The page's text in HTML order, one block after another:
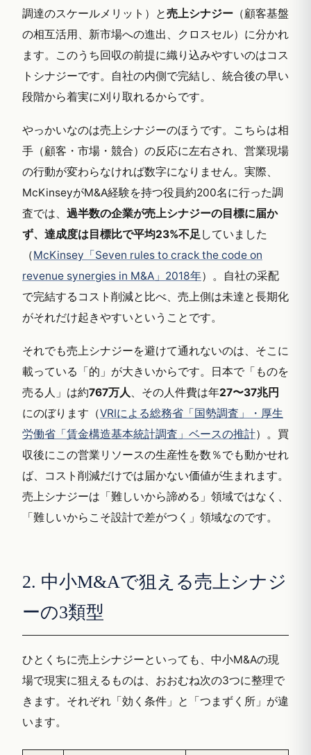
調達のスケールメリット）と売上シナジー （顧客基盤
の相互活用、新市場への進出、クロスセル）に分かれ
ます。このうち回収の前提に織り込みやすいのはコス
トシナジーです。自社の内側で完結し、統合後の早い
段階から着実に刈り取れるからです。
やっかいなのは売上シナジーのほうです。こちらは相
手（顧客・市場・競合）の反応に左右され、営業現場
の行動が変わらなければ数字になりません。実際、
McKinseyがM&A経験を持つ役員約200名に行った調
査では、 過半数の企業が売上シナジーの目標に届か
ず、達成度は目標比で平均23%不足していました
（McKinsey「Seven rules to crack the code on
revenue synergies in M&A」2018年）。自社の采配
で完結するコスト削減と比べ、売上側は未達と長期化
がそれだけ起きやすいということです。
それでも売上シナジーを避けて通れないのは、そこに
載っている「的」が大きいからです。日本で「ものを
売る人」は約767万人、その人件費は年27〜37兆円
にのぼります（VRIによる総務省「国勢調査」・厚生
労働省「賃金構造基本統計調査」ベースの推計）。買
収後にこの営業リソースの生産性を数％でも動かせれ
ば、コスト削減だけでは届かない価値が生まれます。
売上シナジーは「難しいから諦める」領域ではなく、
「難しいからこそ設計で差がつく」領域なのです。
2. 中小M&Aで狙える売上シナジ
ーの3類型
ひとくちに売上シナジーといっても、中小M&Aの現
場で現実に狙えるものは、おおむね次の3つに整理で
きます。それぞれ「効く条件」と「つまずく所」が違
います。